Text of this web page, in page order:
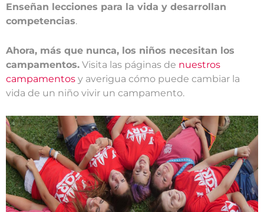
Enseñan lecciones para la vida y desarrollan
competencias.
Ahora, más que nunca, los niños necesitan los
campamentos. Visita las páginas de nuestros
campamentos y averigua cómo puede cambiar la
vida de un niño vivir un campamento.